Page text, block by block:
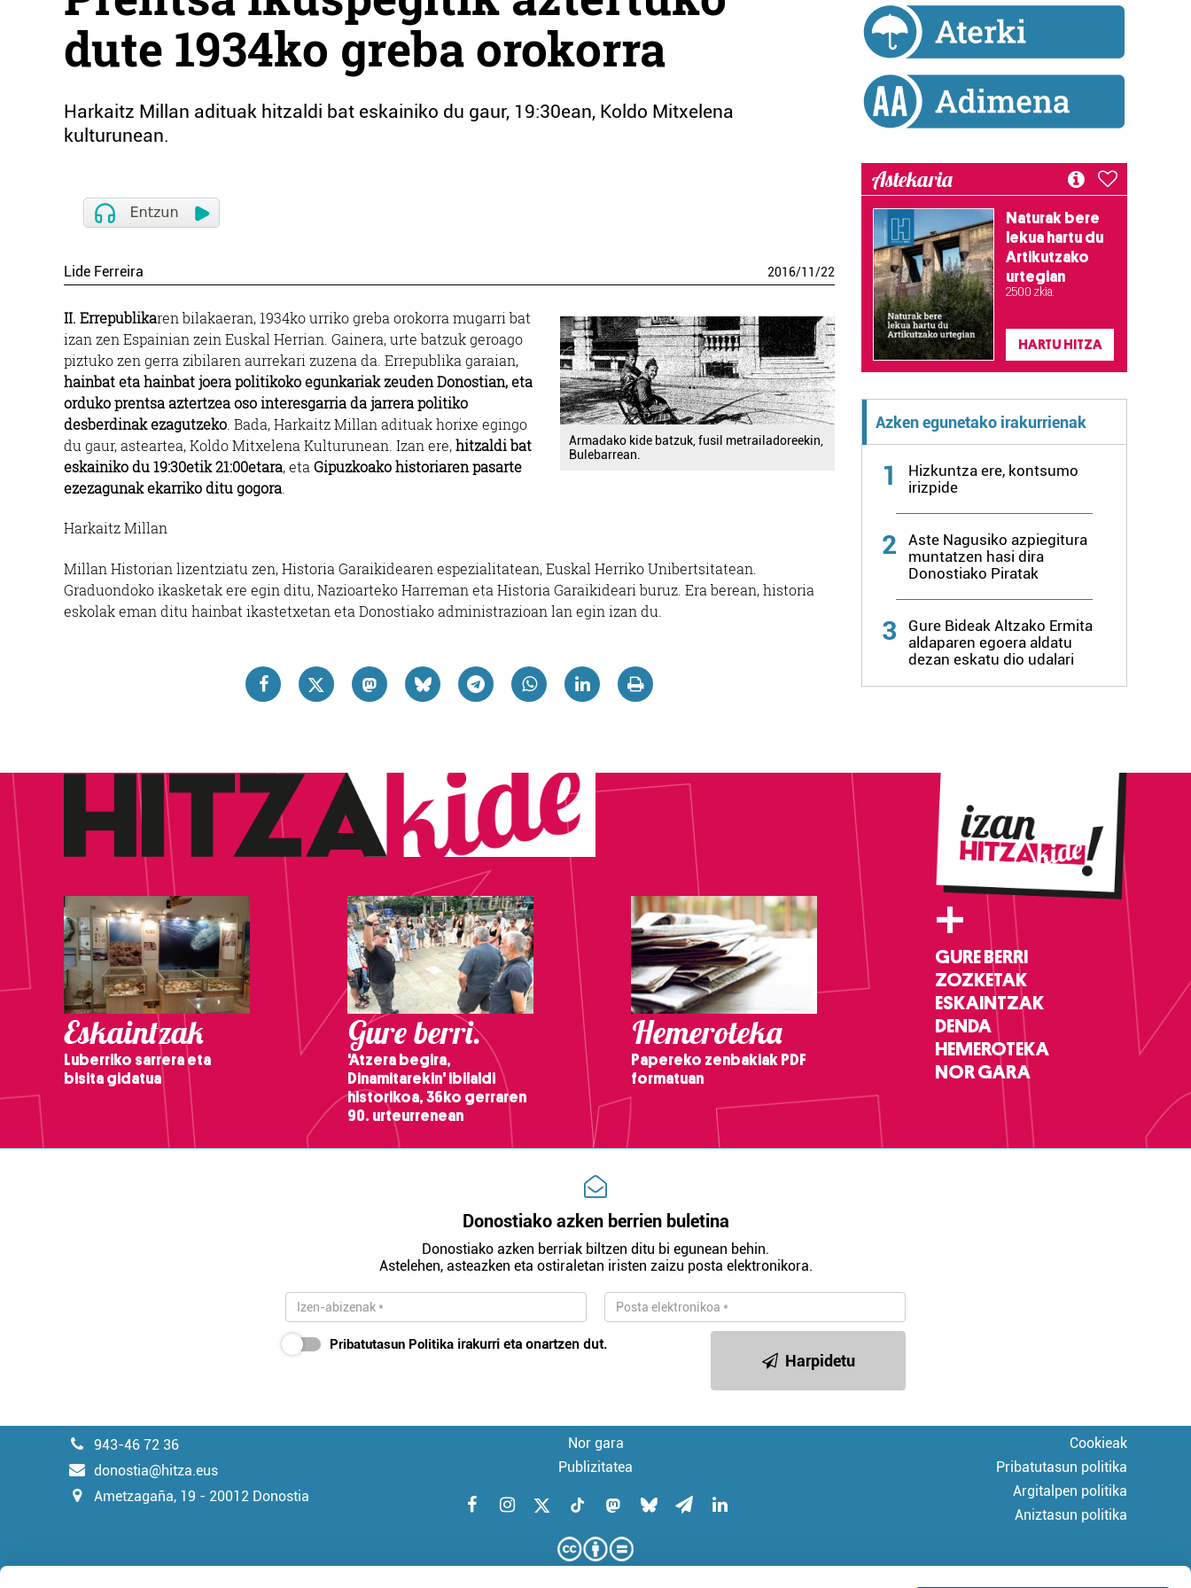
dute 1934ko greba orokorra
Harkaitz Millan adituak hitzaldi bat eskainiko du gaur, 19:30ean, Koldo Mitxelena
kulturunean.
Lide Ferreira 2016/11/22
Armadako kide batzuk, fusil metrailadoreekin,
Bulebarrean.
II. Errepublikaren bilakaeran, 1934ko urriko greba orokorra mugarri bat
izan zen Espainian zein Euskal Herrian. Gainera, urte batzuk geroago
piztuko zen gerra zibilaren aurrekari zuzena da. Errepublika garaian,
hainbat eta hainbat joera politikoko egunkariak zeuden Donostian, eta
orduko prentsa aztertzea oso interesgarria da jarrera politiko
desberdinak ezagutzeko . Bada, Harkaitz Millan adituak horixe egingo
du gaur, asteartea, Koldo Mitxelena Kulturunean. Izan ere,hitzaldi bat
eskainiko du 19:30etik 21:00etara, eta Gipuzkoako historiaren pasarte
ezezagunak ekarriko ditu gogora
Harkaitz Millan
Millan Historian lizentziatu zen, Historia Garaikidearen espezialitatean, Euskal Herriko Unibertsitatean.
Graduondoko ikasketak ere egin ditu, Nazioarteko Harreman eta Historia Garaikideari buruz. Era berean, historia
eskolak eman ditu hainbat ikastetxetan eta Donostiako administrazioan lan egin izan du.
Astekaria
Naturak bere
lekua hartu du
Artikutzako
urtegian
2.500 zkia.
HARTU HITZA
Azken egunetako irakurrienak
1
Hizkuntza ere, kontsumo
irizpide
2
Aste Nagusiko azpiegitura
muntatzen hasi dira
Donostiako Piratak
3
Gure Bideak Altzako Ermita
aldaparen egoera aldatu
dezan eskatu dio udalari
Eskaintzak
Luberriko sarrera eta
bisita gidatua
Gure berri.
'Atzera begira,
Dinamitarekin' ibilaldi
historikoa, 36ko gerraren
90. urteurrenean
Hemeroteka
Papereko zenbakiak PDF
formatuan
+
GURE BERRI
ZOZKETAK
ESKAINTZAK
DENDA
HEMEROTEKA
NOR GARA
Donostiako azken berrien buletina
Donostiako azken berriak biltzen ditu bi egunean behin.
Astelehen, asteazken eta ostiraletan iristen zaizu posta elektronikora.
Pribatutasun Politika irakurri eta onartzen dut.
Harpidetu
943-46 72 36
donostia@hitza.eus
Ametzagaña, 19 - 20012 Donostia
Nor gara
Publizitatea
Cookieak
Pribatutasun politika
Argitalpen politika
Aniztasun politika